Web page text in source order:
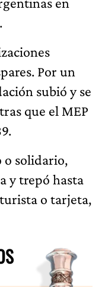
Por un
subió y se
que el MEP
o solidario,
y trepó hasta
o tarjeta,